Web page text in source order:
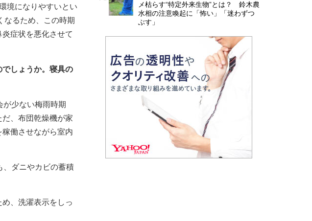
境になりやすいとい
なるため、この時期
症状を悪化させて
しょうか。寝具の
少ない梅雨時期
、布団乾燥機が家
働させながら室内
、ダニやカビの蓄積
、洗濯表示をしっ
メ枯らす“特定外来生物”とは？ 鈴木農
水相の注意喚起に「怖い」「迷わずつ
ぶす」